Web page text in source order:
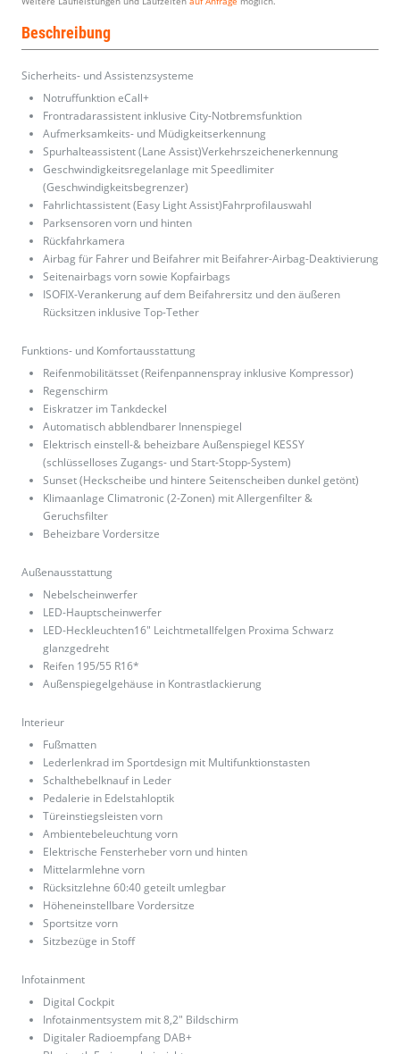
Beschreibung
Sicherheits- und Assistenzsysteme
Notruffunktion eCall+
Frontradarassistent inklusive City-Notbremsfunktion
Aufmerksamkeits- und Müdigkeitserkennung
Spurhalteassistent (Lane Assist)Verkehrszeichenerkennung
Geschwindigkeitsregelanlage mit Speedlimiter
(Geschwindigkeitsbegrenzer)
Fahrlichtassistent (Easy Light Assist)Fahrprofilauswahl
Parksensoren vorn und hinten
Rückfahrkamera
Airbag für Fahrer und Beifahrer mit Beifahrer-Airbag-Deaktivierung
Seitenairbags vorn sowie Kopfairbags
ISOFIX-Verankerung auf dem Beifahrersitz und den äußeren
Rücksitzen inklusive Top-Tether
Funktions- und Komfortausstattung
Reifenmobilitätsset (Reifenpannenspray inklusive Kompressor)
Regenschirm
Eiskratzer im Tankdeckel
Automatisch abblendbarer Innenspiegel
Elektrisch einstell-& beheizbare Außenspiegel KESSY
(schlüsselloses Zugangs- und Start-Stopp-System)
Sunset (Heckscheibe und hintere Seitenscheiben dunkel getönt)
Klimaanlage Climatronic (2-Zonen) mit Allergenfilter &
Geruchsfilter
Beheizbare Vordersitze
Außenausstattung
Nebelscheinwerfer
LED-Hauptscheinwerfer
LED-Heckleuchten16" Leichtmetallfelgen Proxima Schwarz
glanzgedreht
Reifen 195/55 R16*
Außenspiegelgehäuse in Kontrastlackierung
Interieur
Fußmatten
Lederlenkrad im Sportdesign mit Multifunktionstasten
Schalthebelknauf in Leder
Pedalerie in Edelstahloptik
Türeinstiegsleisten vorn
Ambientebeleuchtung vorn
Elektrische Fensterheber vorn und hinten
Mittelarmlehne vorn
Rücksitzlehne 60:40 geteilt umlegbar
Höheneinstellbare Vordersitze
Sportsitze vorn
Sitzbezüge in Stoff
Infotainment
Digital Cockpit
Infotainmentsystem mit 8,2" Bildschirm
Digitaler Radioempfang DAB+